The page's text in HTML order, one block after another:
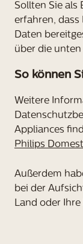
Sollten Sie als
erfahren, dass
Daten
über die
So können
Weitere
Appliances
Philips
Außerdem
bei der
Land oder